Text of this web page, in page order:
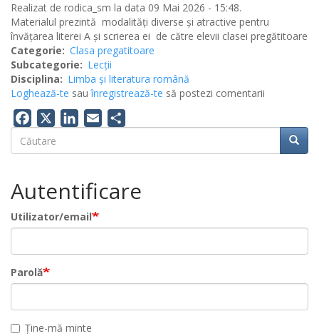
Realizat de rodica_sm la data 09 Mai 2026 - 15:48.
Materialul prezintă modalități diverse și atractive pentru
învățarea literei A și scrierea ei de către elevii clasei pregătitoare
Categorie
Clasa pregatitoare
Subcategorie
Lecții
Disciplina
Limba şi literatura română
Loghează-te sauînregistrează-te să postezi comentarii
Facebook LinkedIn
Email
Căutare
Căutare
Autentificare
Utilizator/email
Parolă
Ține-mă minte